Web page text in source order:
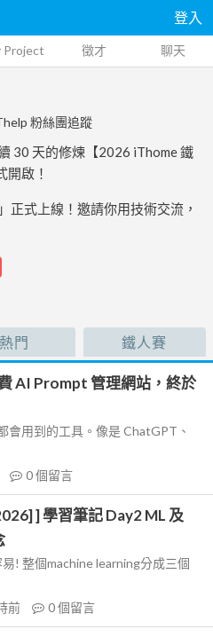
登入
Project 徵才 聊天
粉絲團追蹤
30 天的修煉【2026 iThome 鐵
開啟！
正式上線！邀請你用技術交流，
熱門 鐵人賽
AI Prompt 管理網站，終於
會用到的工具。像是 ChatGPT、
0個留言
] 學習筆記 Day2 ML 及
! 整個machine learning分成三個
前 0個留言